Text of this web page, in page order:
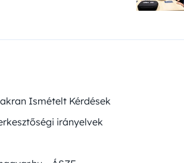
Ismételt Kérdések
irányelvek